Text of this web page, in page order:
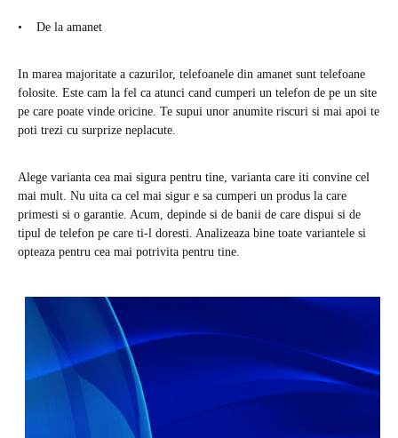
• De la amanet
In marea majoritate a cazurilor, telefoanele din amanet sunt telefoane
folosite. Este cam la fel ca atunci cand cumperi un telefon de pe un site
pe care poate vinde oricine. Te supui unor anumite riscuri si mai apoi te
poti trezi cu surprize neplacute.
Alege varianta cea mai sigura pentru tine, varianta care iti convine cel
mai mult. Nu uita ca cel mai sigur e sa cumperi un produs la care
primesti si o garantie. Acum, depinde si de banii de care dispui si de
tipul de telefon pe care ti-l doresti. Analizeaza bine toate variantele si
opteaza pentru cea mai potrivita pentru tine.